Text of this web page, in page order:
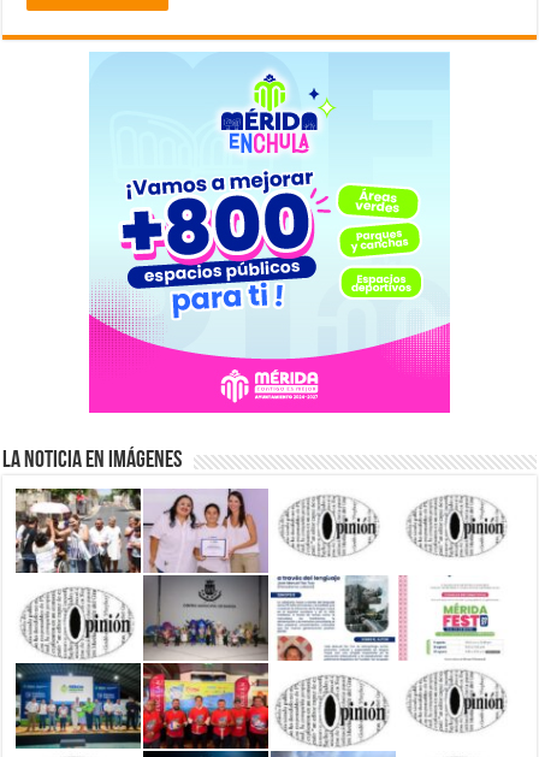
La Noticia en Imágenes